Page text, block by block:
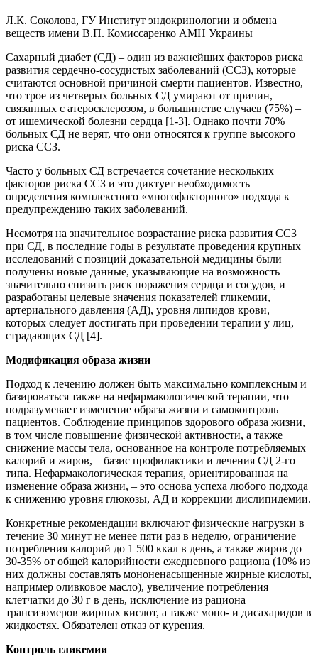
Л.К. Соколова, ГУ Институт эндокринологии и обмена
веществ имени В.П. Комиссаренко АМН Украины
Сахарный диабет (СД) – один из важнейших факторов риска
развития сердечно-сосудистых заболеваний (ССЗ), которые
считаются основной причиной смерти пациентов. Известно,
что трое из четверых больных СД умирают от причин,
связанных с атеросклерозом, в большинстве случаев (75%) –
от ишемической болезни сердца [1-3]. Однако почти 70%
больных СД не верят, что они относятся к группе высокого
риска ССЗ.
Часто у больных СД встречается сочетание нескольких
факторов риска ССЗ и это диктует необходимость
определения комплексного «многофакторного» подхода к
предупреждению таких заболеваний.
Несмотря на значительное возрастание риска развития ССЗ
при СД, в последние годы в результате проведения крупных
исследований с позиций доказательной медицины были
получены новые данные, указывающие на возможность
значительно снизить риск поражения сердца и сосудов, и
разработаны целевые значения показателей гликемии,
артериального давления (АД), уровня липидов крови,
которых следует достигать при проведении терапии у лиц,
страдающих СД [4].
Модификация образа жизни
Подход к лечению должен быть максимально комплексным и
базироваться также на нефармакологической терапии, что
подразумевает изменение образа жизни и самоконтроль
пациентов. Соблюдение принципов здорового образа жизни,
в том числе повышение физической активности, а также
снижение массы тела, основанное на контроле потребляемых
калорий и жиров, – базис профилактики и лечения СД 2-го
типа. Нефармакологическая терапия, ориентированная на
изменение образа жизни, – это основа успеха любого подхода
к снижению уровня глюкозы, АД и коррекции дислипидемии.
Конкретные рекомендации включают физические нагрузки в
течение 30 минут не менее пяти раз в неделю, ограничение
потребления калорий до 1 500 ккал в день, а также жиров до
30-35% от общей калорийности ежедневного рациона (10% из
них должны составлять мононенасыщенные жирные кислоты,
например оливковое масло), увеличение потребления
клетчатки до 30 г в день, исключение из рациона
трансизомеров жирных кислот, а также моно- и дисахаридов в
жидкостях. Обязателен отказ от курения.
Контроль гликемии